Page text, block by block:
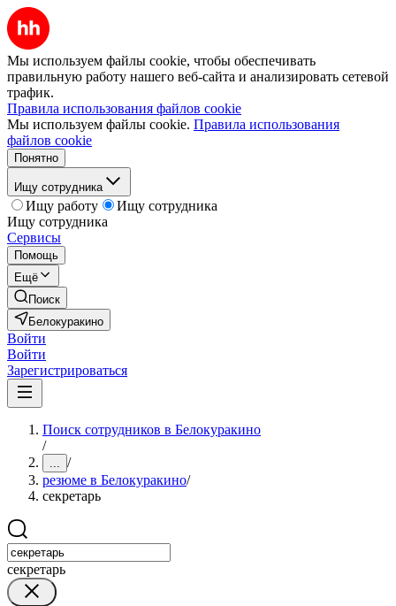
Мы используем файлы cookie, чтобы обеспечивать
правильную работу нашего веб-сайта и анализировать сетевой
трафик.
Правила использования файлов cookie
Мы используем файлы cookie. Правила использования
файлов cookie
Понятно
Ищу сотрудника
Ищу работу
Ищу сотрудника
Ищу сотрудника
Сервисы
Помощь
Ещё
Поиск
Белокуракино
Войти
Войти
Зарегистрироваться
Поиск сотрудников в Белокуракино
/
... /
резюме в Белокуракино/
секретарь
секретарь